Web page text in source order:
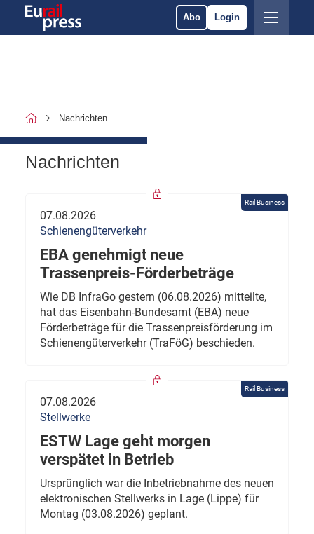
Abo Login
Nachrichten
Nachrichten
Rail Business
07.08.2026
Schienengüterverkehr
EBA genehmigt neue
Trassenpreis-Förderbeträge
Wie DB InfraGo gestern (06.08.2026) mitteilte,
hat das Eisenbahn-Bundesamt (EBA) neue
Förderbeträge für die Trassenpreisförderung im
Schienengüterverkehr (TraFöG) beschieden.
Rail Business
07.08.2026
Stellwerke
ESTW Lage geht morgen
verspätet in Betrieb
Ursprünglich war die Inbetriebnahme des neuen
elektronischen Stellwerks in Lage (Lippe) für
Montag (03.08.2026) geplant.